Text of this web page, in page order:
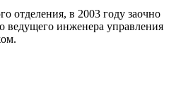
отделения, в 2003 году заочно
ведущего инженера управления